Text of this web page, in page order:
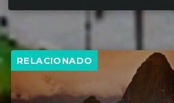
Full Day a la Laguna
Full Day a la Montaña
almuerzo.
RELACIONADO